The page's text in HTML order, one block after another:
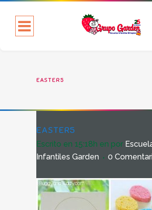
EASTER5
EASTER5
Escrito en 15:18h en por
Infantiles Garden
0